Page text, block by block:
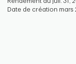
Date de création mars
Bar chart for